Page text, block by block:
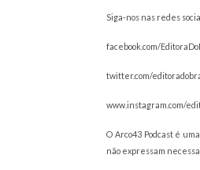
Siga-nos nas redes
facebook.com/
twitter.com/
www.instagram.com/
O Arco43 Podcast é
não expressam